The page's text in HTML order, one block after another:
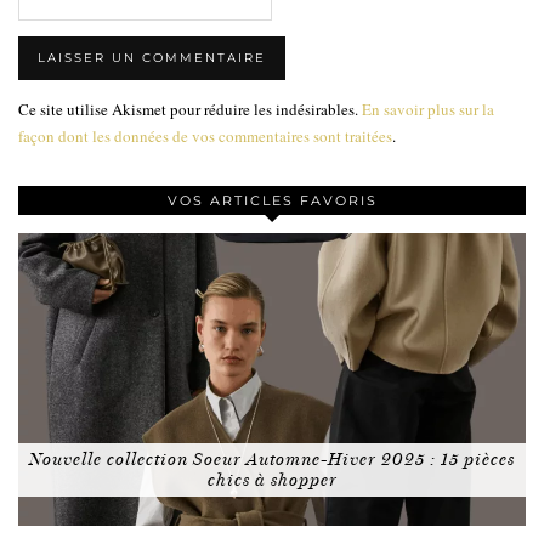
Ce site utilise Akismet pour réduire les indésirables. En savoir plus sur la
façon dont les données de vos commentaires sont traitées.
VOS ARTICLES FAVORIS
Nouvelle collection Soeur Automne-Hiver 2025 : 15 pièces
chics à shopper